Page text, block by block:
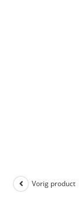
Vorig product